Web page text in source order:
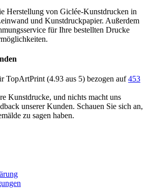
Herstellung von Giclée-Kunstdrucken in
und Kunstdruckpapier. Außerdem
für Ihre bestellten Drucke
TopArtPrint (4.93 aus 5) bezogen auf453
Kunstdrucke, und nichts macht uns
unserer Kunden. Schauen Sie sich an,
zu sagen haben.